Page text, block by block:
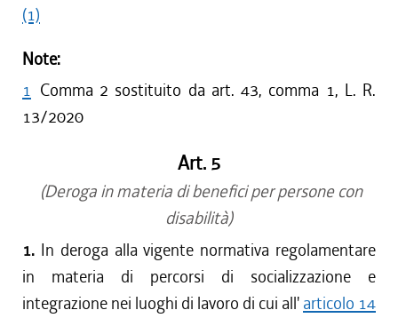
(1)
Note:
1 Comma 2 sostituito da art. 43, comma 1, L. R.
13/2020
Art. 5
(Deroga in materia di benefici per persone con
disabilità)
1. In deroga alla vigente normativa regolamentare
in materia di percorsi di socializzazione e
integrazione nei luoghi di lavoro di cui all' articolo 14